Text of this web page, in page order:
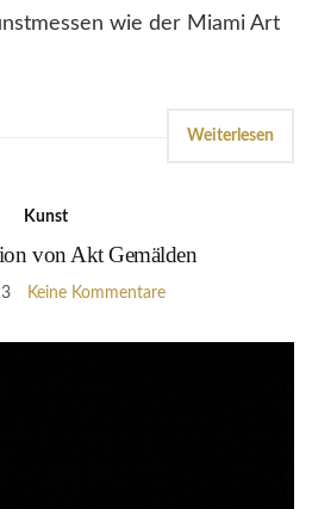
wie der Miami Art
Weiterlesen
Kunst
von Akt Gemälden
Keine Kommentare